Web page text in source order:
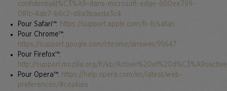
confidentialit%C3%A9-dans-microsoft-edge-600ee799-
081c-4ab7-b6c2-d8a9baeda3c4
Pour Safari™: https://support.apple.com/fr-fr/safari
Pour Chrome™:
https://support.google.com/chrome/answer/95647
Pour Firefox™:
http://support.mozilla.org/fr/kb/
Pour Opera™: https://help.opera.com/en/latest/web-
preferences/#cookies